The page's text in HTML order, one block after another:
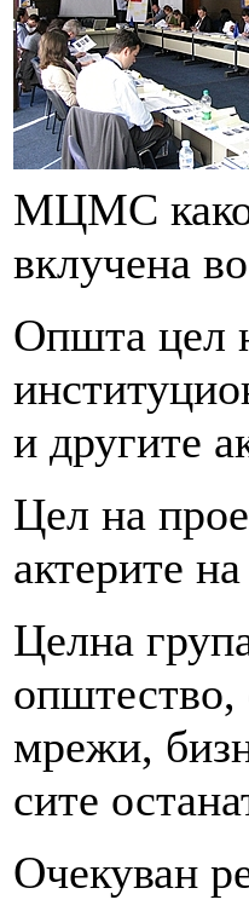
МЦМС како
вклучена
Општа цел
и другите
Цел на
актерите
Целна
општество,
мрежи,
сите
Очекуван